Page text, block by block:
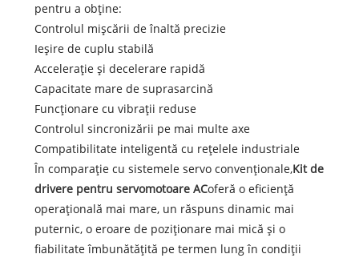
pentru a obține:
Controlul mișcării de înaltă precizie
Ieșire de cuplu stabilă
Accelerație și decelerare rapidă
Capacitate mare de suprasarcină
Funcționare cu vibrații reduse
Controlul sincronizării pe mai multe axe
Compatibilitate inteligentă cu rețelele industriale
În comparație cu sistemele servo convenționale,Kit de
drivere pentru servomotoare ACoferă o eficiență
operațională mai mare, un răspuns dinamic mai
puternic, o eroare de poziționare mai mică și o
fiabilitate îmbunătățită pe termen lung în condiții